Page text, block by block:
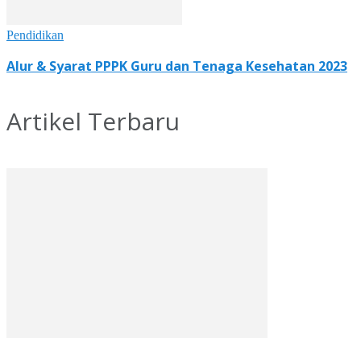
Pendidikan
Alur & Syarat PPPK Guru dan Tenaga Kesehatan 2023
Artikel Terbaru